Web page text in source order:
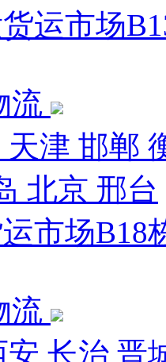
运市场
流
天津 邯郸
北京 邢台
市场B18
流
安 长治 晋